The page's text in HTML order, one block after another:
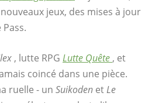
jeux, des mises à jour
, lutte RPG Lutte Quête , et
coincé dans une pièce.
ruelle - un Suikoden etLe